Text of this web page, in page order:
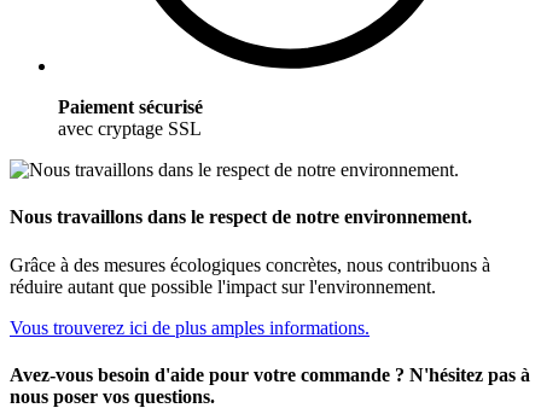
Paiement sécurisé
avec cryptage SSL
Nous travaillons dans le respect de notre environnement.
Grâce à des mesures écologiques concrètes, nous contribuons à
réduire autant que possible l'impact sur l'environnement.
Vous trouverez ici de plus amples informations.
Avez-vous besoin d'aide pour votre commande ? N'hésitez pas à
nous poser vos questions.